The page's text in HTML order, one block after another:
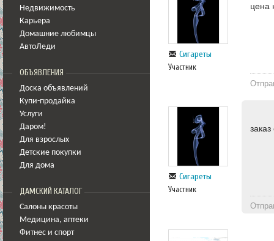
Недвижимость
Карьера
Домашние любимцы
АвтоЛеди
ОБЪЯВЛЕНИЯ
Доска объявлений
Купи-продайка
Услуги
Даром!
Для взрослых
Детские покупки
Для дома
ДАМСКИЙ КАТАЛОГ
Салоны красоты
Медицина, аптеки
Фитнес и спорт
Сигареты
Участник
цена
Сигареты
Участник